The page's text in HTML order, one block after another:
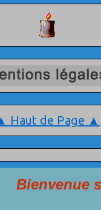
Haut de Page ▲
sur